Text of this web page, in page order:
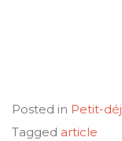
Posted in Petit-
Tagged article